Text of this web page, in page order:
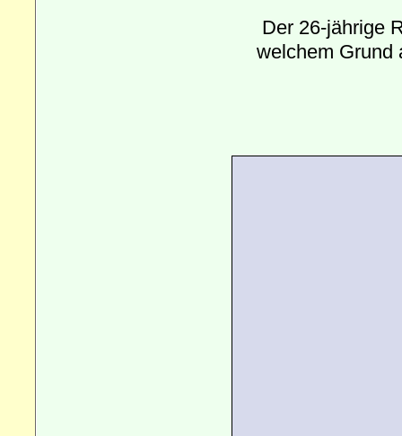
Der 26-jährige
welchem Grund